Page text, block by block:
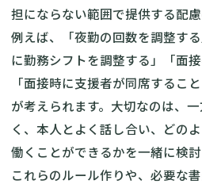
担にならない範囲で提供する配慮
例えば、「夜勤の回数を調整す
に勤務シフトを調整する」「面
「面接時に支援者が同席するこ
が考えられます。大切なのは、
く、本人とよく話し合い、どの
働くことができるかを一緒に検討
これらのルール作りや、必要な